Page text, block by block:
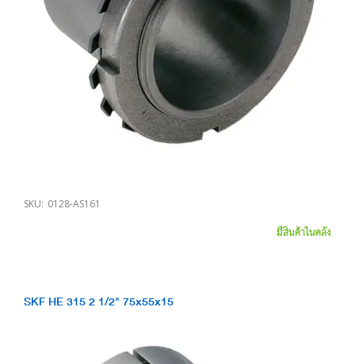
SKU: 0128-AS161
มีสินค้าในคลัง
SKF HE 315 2 1/2" 75x55x15